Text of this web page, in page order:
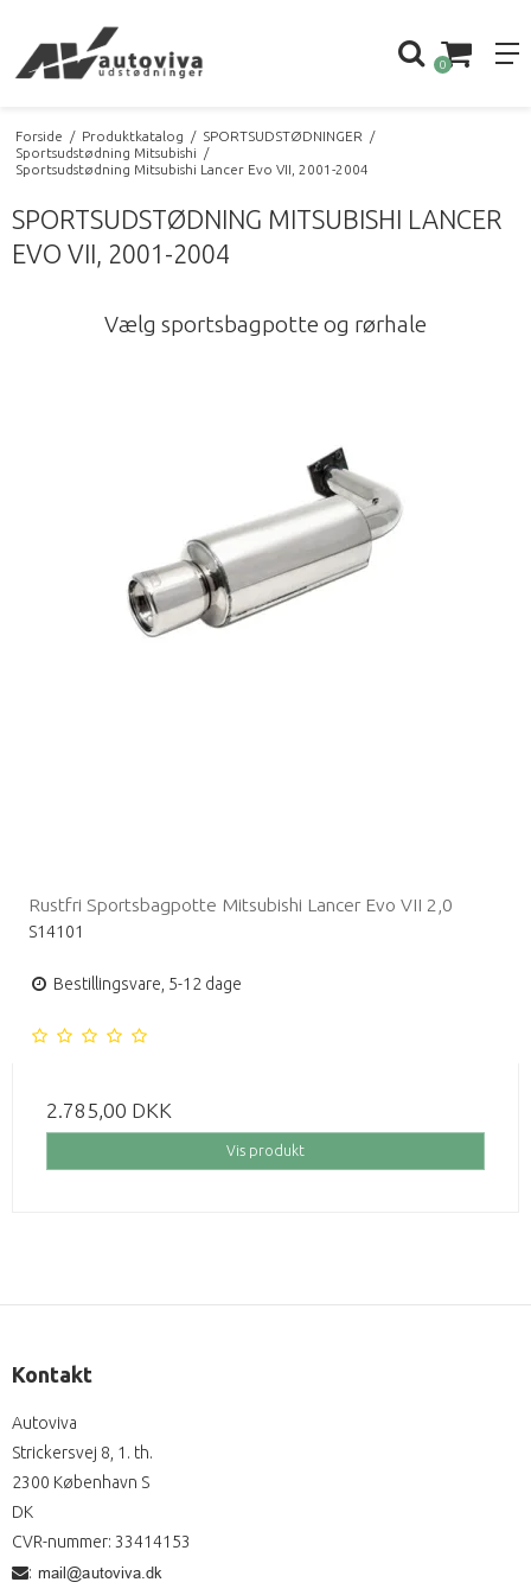
0
Forside / Produktkatalog / SPORTSUDSTØDNINGER
/
Sportsudstødning Mitsubishi
/
Sportsudstødning Mitsubishi Lancer Evo VII, 2001-2004
SPORTSUDSTØDNING MITSUBISHI LANCER
EVO VII, 2001-2004
Vælg sportsbagpotte og rørhale
Rustfri Sportsbagpotte Mitsubishi Lancer Evo VII 2,0
S14101
Bestillingsvare, 5-12 dage
2.785,00 DKK
Vis produkt
Kontakt
Autoviva
Strickersvej 8, 1. th.
2300 København S
DK
CVR-nummer: 33414153
: